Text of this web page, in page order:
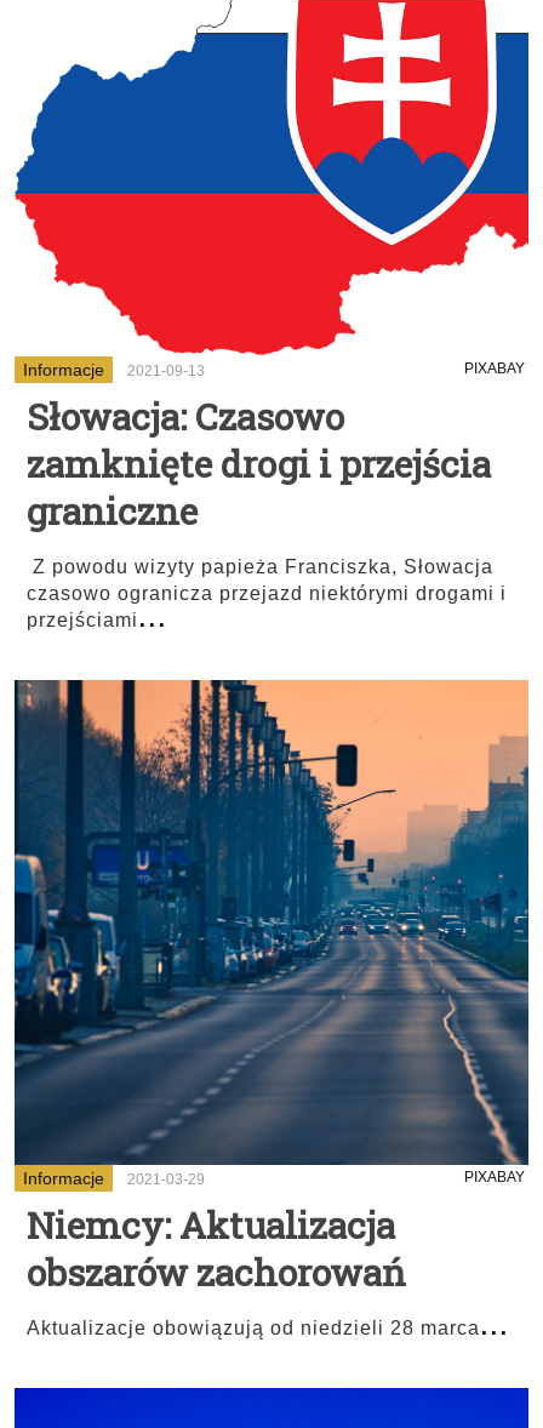
Informacje 2021-09-13 PIXABAY
Słowacja: Czasowo
zamknięte drogi i przejścia
graniczne
Z powodu wizyty papieża Franciszka, Słowacja
czasowo ogranicza przejazd niektórymi drogami i
przejściami...
Informacje 2021-03-29 PIXABAY
Niemcy: Aktualizacja
obszarów zachorowań
Aktualizacje obowiązują od niedzieli 28 marca ...